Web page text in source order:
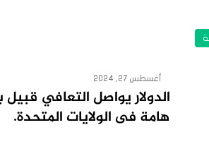
أغسطس 27, 2024
الدولار يواصل التعافي قبيل
هامة فى الولايات المتحدة.